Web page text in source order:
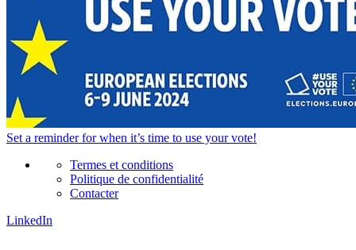
Set a reminderfor when it’s time to use your vote!
Termes et conditions
Politique de confidentialité
Contacter
LinkedIn